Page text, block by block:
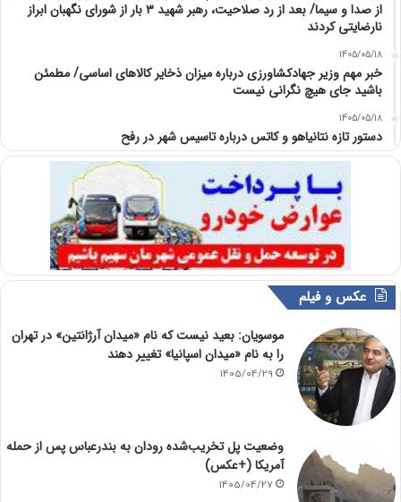
از صدا و سیما/ بعد از رد صلاحیت، رهبر شهید ۳ بار از شورای نگهبان ابراز
نارضایتی کردند
1405/05/18
خبر مهم وزیر جهادکشاورزی درباره میزان ذخایر کالاهای اساسی/ مطمئن
باشید جای هیچ نگرانی نیست
1405/05/18
دستور تازه نتانیاهو و کاتس درباره تاسیس شهر در رفح
عکس و فیلم
موسویان: بعید نیست که نام «میدان آرژانتین» در تهران
را به نام «میدان اسپانیا» تغییر دهند
1405/04/29
وضعیت پل تخریب‌شده رودان به بندرعباس پس از حمله
آمریکا (+عکس)
1405/04/27